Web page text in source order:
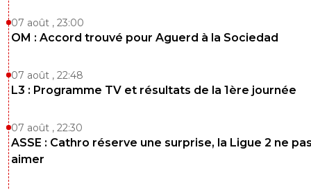
07 août , 23:00
OM : Accord trouvé pour Aguerd à la Sociedad
07 août , 22:48
L3 : Programme TV et résultats de la 1ère journée
07 août , 22:30
ASSE : Cathro réserve une surprise, la Ligue 2 ne
aimer